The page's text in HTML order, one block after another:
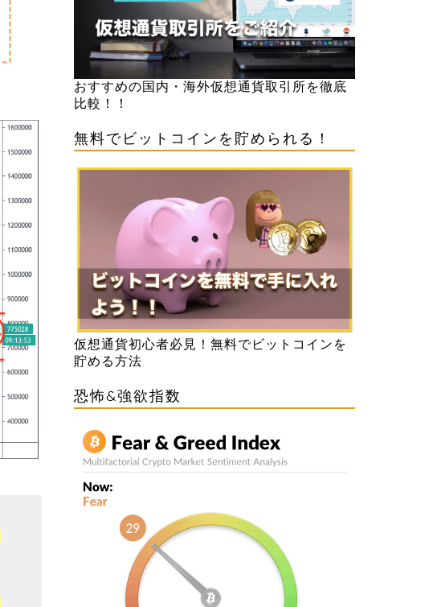
おすすめの国内・海外仮想通貨取引所を徹底
比較！！
無料でビットコインを貯められる！
仮想通貨初心者必見！無料でビットコインを
貯める方法
恐怖&強欲指数